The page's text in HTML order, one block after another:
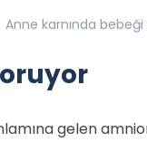
Anne karnında
gelen amnion